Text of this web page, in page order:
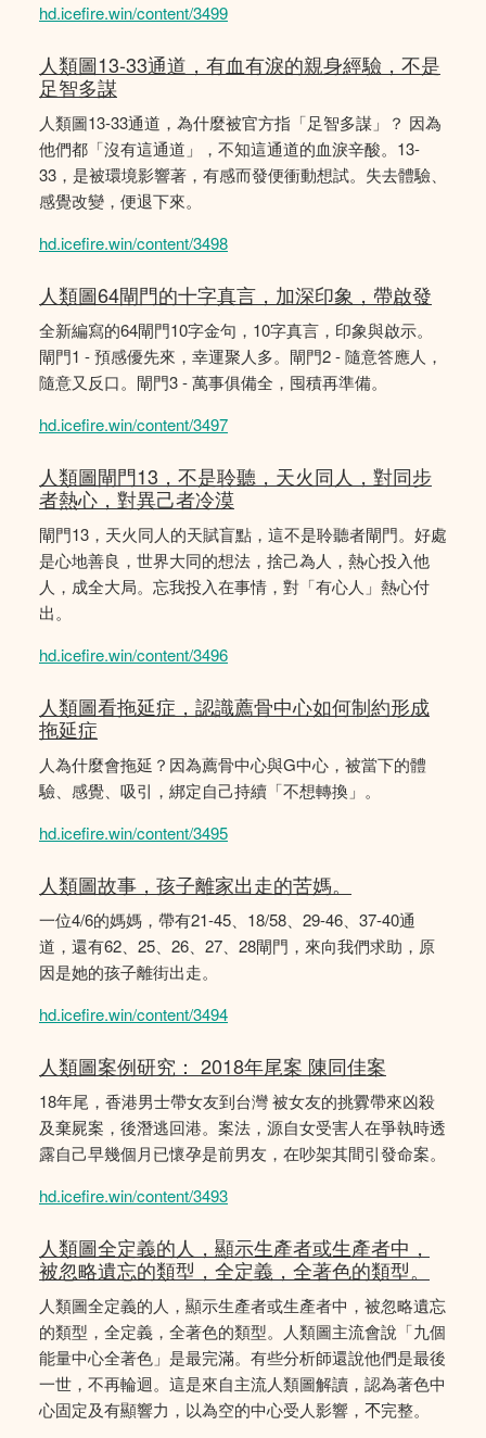
hd.icefire.win/content/3499
人類圖13-33通道，有血有淚的親身經驗，不是
足智多謀
人類圖13-33通道，為什麼被官方指「足智多謀」？ 因為
他們都「沒有這通道」，不知這通道的血淚辛酸。13-
33，是被環境影響著，有感而發便衝動想試。失去體驗、
感覺改變，便退下來。
hd.icefire.win/content/3498
人類圖64閘門的十字真言，加深印象，帶啟發
全新編寫的64閘門10字金句，10字真言，印象與啟示。
閘門1 - 預感優先來，幸運聚人多。閘門2 - 隨意答應人，
隨意又反口。閘門3 - 萬事俱備全，囤積再準備。
hd.icefire.win/content/3497
人類圖閘門13，不是聆聽，天火同人，對同步
者熱心，對異己者冷漠
閘門13，天火同人的天賦盲點，這不是聆聽者閘門。好處
是心地善良，世界大同的想法，捨己為人，熱心投入他
人，成全大局。忘我投入在事情，對「有心人」熱心付
出。
hd.icefire.win/content/3496
人類圖看拖延症，認識薦骨中心如何制約形成
拖延症
人為什麼會拖延？因為薦骨中心與G中心，被當下的體
驗、感覺、吸引，綁定自己持續「不想轉換」。
hd.icefire.win/content/3495
人類圖故事，孩子離家出走的苦媽。
一位4/6的媽媽，帶有21-45、18/58、29-46、37-40通
道，還有62、25、26、27、28閘門，來向我們求助，原
因是她的孩子離街出走。
hd.icefire.win/content/3494
人類圖案例研究： 2018年尾案 陳同佳案
18年尾，香港男士帶女友到台灣 被女友的挑釁帶來凶殺
及棄屍案，後潛逃回港。案法，源自女受害人在爭執時透
露自己早幾個月已懷孕是前男友，在吵架其間引發命案。
hd.icefire.win/content/3493
人類圖全定義的人，顯示生產者或生產者中，
被忽略遺忘的類型，全定義，全著色的類型。
人類圖全定義的人，顯示生產者或生產者中，被忽略遺忘
的類型，全定義，全著色的類型。人類圖主流會說「九個
能量中心全著色」是最完滿。有些分析師還說他們是最後
一世，不再輪迴。這是來自主流人類圖解讀，認為著色中
心固定及有顯響力，以為空的中心受人影響，𣎴完整。